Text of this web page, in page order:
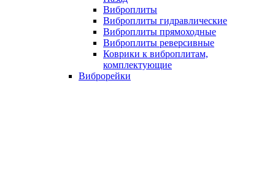
Виброплиты
Виброплиты гидравлические
Виброплиты прямоходные
Виброплиты реверсивные
Коврики к виброплитам,
комплектующие
Виброрейки